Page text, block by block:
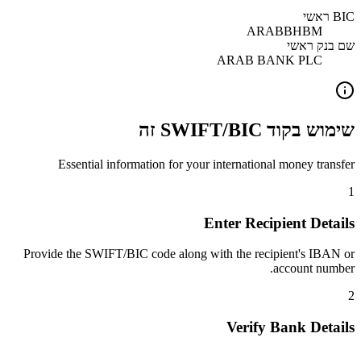
BIC ראשי
ARABBHBM
שם בנק ראשי
ARAB BANK PLC
שימוש בקוד SWIFT/BIC זה
Essential information for your international money transfer
1
Enter Recipient Details
Provide the SWIFT/BIC code along with the recipient's IBAN or
account number.
2
Verify Bank Details